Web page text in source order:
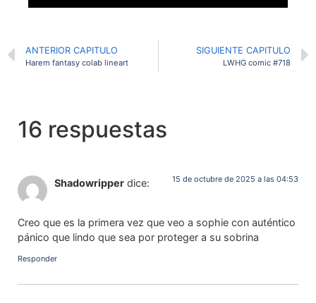
ANTERIOR CAPITULO
Harem fantasy colab lineart
SIGUIENTE CAPITULO
LWHG comic #718
16 respuestas
Shadowripper dice: 15 de octubre de 2025 a las 04:53
Creo que es la primera vez que veo a sophie con auténtico
pánico que lindo que sea por proteger a su sobrina
Responder